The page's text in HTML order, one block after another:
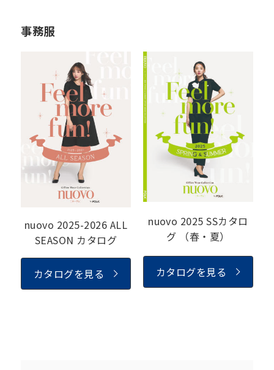
事務服
nuovo 2025-2026 ALL
SEASON カタログ
カタログを見る
nuovo 2025 SSカタロ
グ （春・夏）
カタログを見る